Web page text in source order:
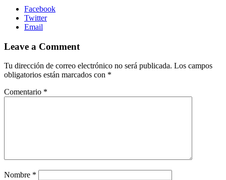
Facebook
Twitter
Email
Leave a Comment
Tu dirección de correo electrónico no será publicada. Los campos
obligatorios están marcados con *
Comentario *
Nombre *